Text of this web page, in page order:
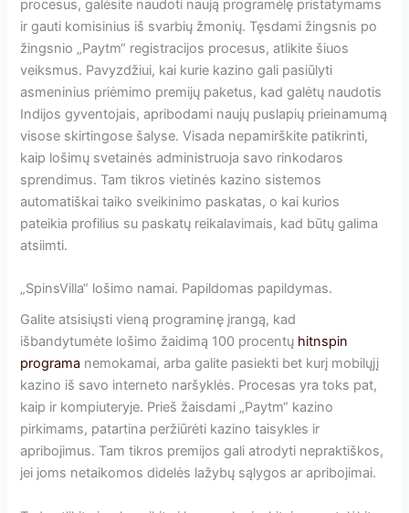
procesus, galėsite naudoti naują programėlę pristatymams
ir gauti komisinius iš svarbių žmonių. Tęsdami žingsnis po
žingsnio „Paytm“ registracijos procesus, atlikite šiuos
veiksmus. Pavyzdžiui, kai kurie kazino gali pasiūlyti
asmeninius priėmimo premijų paketus, kad galėtų naudotis
Indijos gyventojais, apribodami naujų puslapių prieinamumą
visose skirtingose ​​šalyse. Visada nepamirškite patikrinti,
kaip lošimų svetainės administruoja savo rinkodaros
sprendimus. Tam tikros vietinės kazino sistemos
automatiškai taiko sveikinimo paskatas, o kai kurios
pateikia profilius su paskatų reikalavimais, kad būtų galima
atsiimti.
„SpinsVilla“ lošimo namai. Papildomas papildymas.
Galite atsisiųsti vieną programinę įrangą, kad
išbandytumėte lošimo žaidimą 100 procentų hitnspin
programa nemokamai, arba galite pasiekti bet kurį mobilųjį
kazino iš savo interneto naršyklės. Procesas yra toks pat,
kaip ir kompiuteryje. Prieš žaisdami „Paytm“ kazino
pirkimams, patartina peržiūrėti kazino taisykles ir
apribojimus. Tam tikros premijos gali atrodyti nepraktiškos,
jei joms netaikomos didelės lažybų sąlygos ar apribojimai.